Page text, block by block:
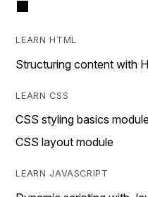
LEARN HTML
Structuring content with
LEARN CSS
CSS styling basics
CSS layout module
LEARN JAVASCRIPT